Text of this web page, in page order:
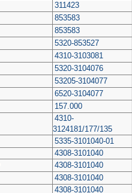
311423
853583
853583
5320-853527
4310-3103081
5320-3104076
53205-3104077
6520-3104077
157.000
4310-
3124181/177/135
5335-3101040-01
4308-3101040
4308-3101040
4308-3101040
4308-3101040